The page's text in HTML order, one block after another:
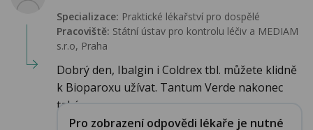
Specializace: Praktické lékařství pro dospělé
Pracoviště: Státní ústav pro kontrolu léčiv a MEDIAM
s.r.o, Praha
Dobrý den, Ibalgin i Coldrex tbl. můžete klidně
k Bioparoxu užívat. Tantum Verde nakonec
také...
Pro zobrazení odpovědi lékaře je nutné